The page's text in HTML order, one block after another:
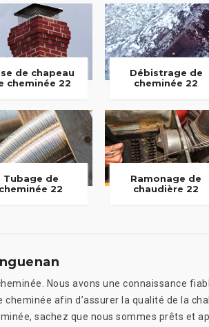
de chapeau
cheminée 22
Débistrage de
cheminée 22
Tubage de
cheminée 22
Ramonage de
chaudière 22
Nous avons une connaissance
afin d’assurer la qualité de la
sachez que nous sommes prêts et